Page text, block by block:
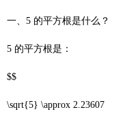
一、5 的平方根是什么？
5 的平方根是：
$$
\sqrt{5} \approx 2.23607